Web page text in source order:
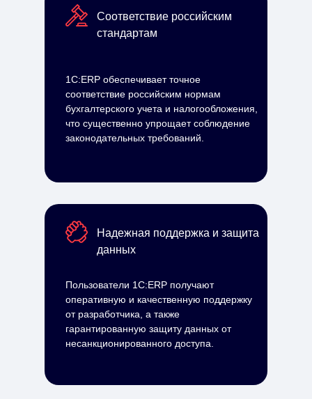
Соответствие российским
стандартам
1С:ERP обеспечивает точное
соответствие российским нормам
бухгалтерского учета и налогообложения,
что существенно упрощает соблюдение
законодательных требований.
Надежная поддержка и защита
данных
Пользователи 1С:ERP получают
оперативную и качественную поддержку
от разработчика, а также
гарантированную защиту данных от
несанкционированного доступа.